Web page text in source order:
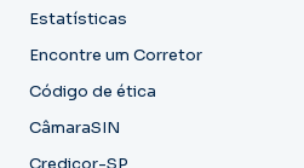
Estatísticas
Encontre um Corretor
Código de ética
CâmaraSIN
Credicor-SP